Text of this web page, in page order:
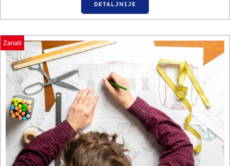
DETALJNIJE
Zanati